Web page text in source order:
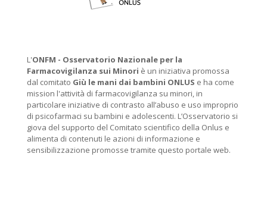
L'ONFM - Osservatorio Nazionale per la
Farmacovigilanza sui Minori è un iniziativa promossa
dal comitato Giù le mani dai bambini ONLUS e ha come
mission l'attività di farmacovigilanza su minori, in
particolare iniziative di contrasto all’abuso e uso improprio
di psicofarmaci su bambini e adolescenti. L’Osservatorio si
giova del supporto del Comitato scientifico della Onlus e
alimenta di contenuti le azioni di informazione e
sensibilizzazione promosse tramite questo portale web.